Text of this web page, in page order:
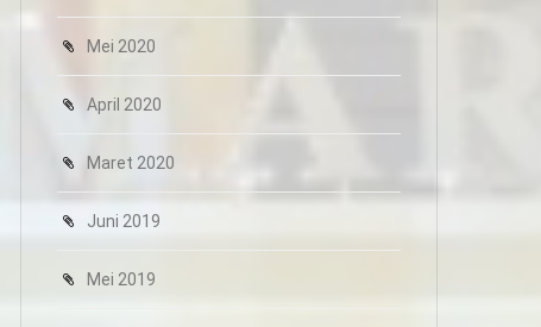
Mei 2020
April 2020
Maret 2020
Juni 2019
Mei 2019